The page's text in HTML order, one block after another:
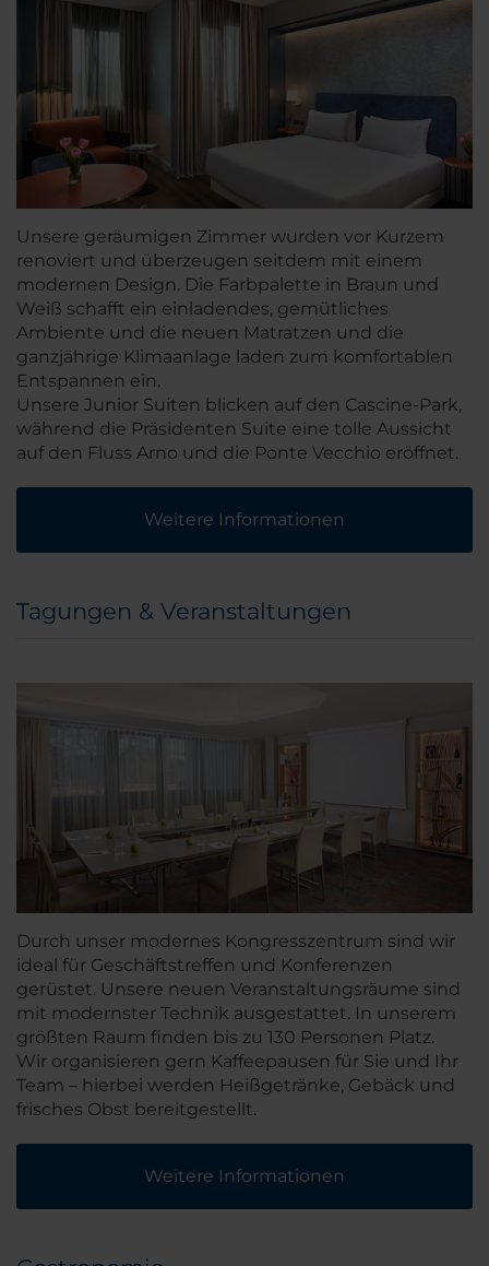
Unsere geräumigen Zimmer wurden vor Kurzem
renoviert und überzeugen seitdem mit einem
modernen Design. Die Farbpalette in Braun und
Weiß schafft ein einladendes, gemütliches
Ambiente und die neuen Matratzen und die
ganzjährige Klimaanlage laden zum komfortablen
Entspannen ein.
Unsere Junior Suiten blicken auf den Cascine-Park,
während die Präsidenten Suite eine tolle Aussicht
auf den Fluss Arno und die Ponte Vecchio eröffnet.
Weitere Informationen
Tagungen & Veranstaltungen
Durch unser modernes Kongresszentrum sind wir
ideal für Geschäftstreffen und Konferenzen
gerüstet. Unsere neuen Veranstaltungsräume sind
mit modernster Technik ausgestattet. In unserem
größten Raum finden bis zu 130 Personen Platz.
Wir organisieren gern Kaffeepausen für Sie und Ihr
Team – hierbei werden Heißgetränke, Gebäck und
frisches Obst bereitgestellt.
Weitere Informationen